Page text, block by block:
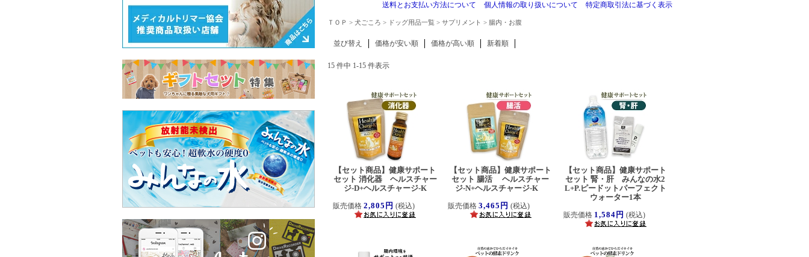
送料とお支払い方法について 個人情報の取り扱いについて 特定商取引法に基づく表示
ＴＯＰ > 犬ごころ > ドッグ用品一覧 > サプリメント > 腸内・お腹
並び替え 価格が安い順 価格が高い順 新着順
15 件中 1-15 件表示
【セット商品】健康サポート
セット 消化器 ヘルスチャー
ジ-D+ヘルスチャージ-K
販売価格 2,805円 (税込)
【セット商品】健康サポート
セット 腸活 ヘルスチャー
ジ-N+ヘルスチャージ-K
販売価格 3,465円 (税込)
【セット商品】健康サポート
セット 腎・肝 みんなの水2
L+P.ピードットパーフェクト
ウォーター1本
販売価格 1,584円 (税込)